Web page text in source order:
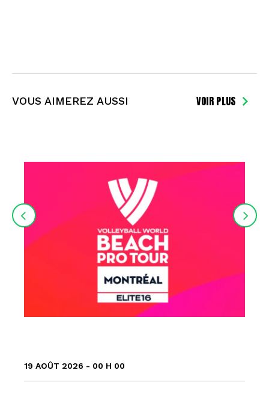
VOUS AIMEREZ AUSSI VOIR PLUS
19 AOÛT 2026 - 00 H 00